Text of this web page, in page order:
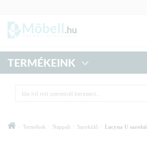
TERMÉKEINK
Termékek Nappali Sarokülő Lucyna U